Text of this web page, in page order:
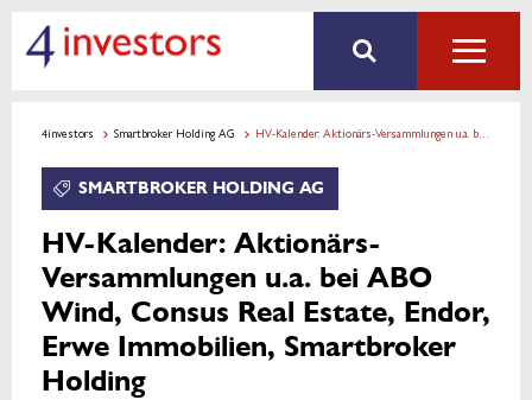
4investors Smartbroker Holding AG HV-Kalender: Aktionärs-Versammlungen u.a. bei ABO Wind, Consus Real Estate, Endor, Erwe Immobilien, Smartbroker Holding
SMARTBROKER HOLDING AG
HV-Kalender: Aktionärs-
Versammlungen u.a. bei ABO
Wind, Consus Real Estate, Endor,
Erwe Immobilien, Smartbroker
Holding